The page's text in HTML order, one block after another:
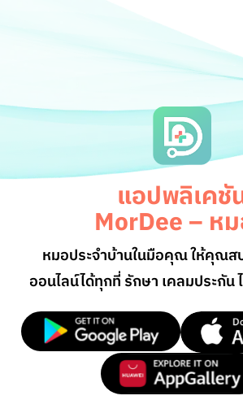
แอปพลิเคชั
MorDee – ห
หมอประจำบ้านในมือคุณ ให้คุณส
ออนไลน์ได้ทุกที่ รักษา เคลมประกัน